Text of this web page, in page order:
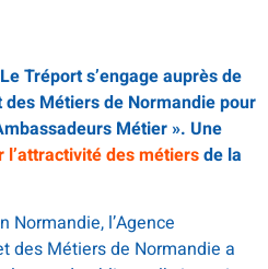
Tréport s’engage auprès de
des Métiers de Normandie pour
Métier ». Une
l’attractivité des métiersde la
Normandie, l’Agence
des Métiers de Normandie a